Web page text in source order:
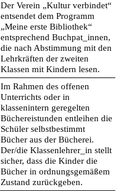
Der Verein „Kultur verbindet“
entsendet dem Programm
„Meine erste Bibliothek“
entsprechend Buchpat_innen,
die nach Abstimmung mit den
Lehrkräften der zweiten
Klassen mit Kindern lesen.
Im Rahmen des offenen
Unterrichts oder in
klassenintern geregelten
Büchereistunden entleihen die
Schüler selbstbestimmt
Bücher aus der Bücherei.
Der/die Klassenlehrer_in stellt
sicher, dass die Kinder die
Bücher in ordnungsgemäßem
Zustand zurückgeben.